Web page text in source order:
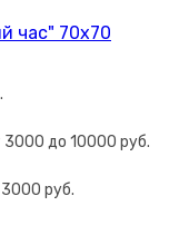
час" 70х70